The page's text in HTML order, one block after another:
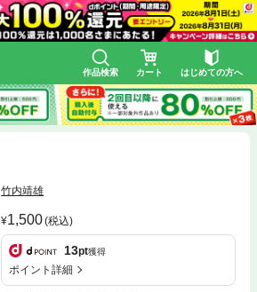
作品検索 カート はじめての方へ
竹内靖雄
1,500(税込)
13pt獲得
ポイント詳細